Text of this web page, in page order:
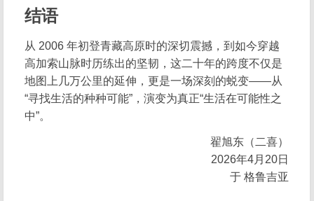
结语
从 2006 年初登青藏高原时的深切震撼，到如今穿越
高加索山脉时历练出的坚韧，这二十年的跨度不仅是
地图上几万公里的延伸，更是一场深刻的蜕变——从
“寻找生活的种种可能”，演变为真正“生活在可能性之
中”。
翟旭东（二喜）
2026年4月20日
于 格鲁吉亚